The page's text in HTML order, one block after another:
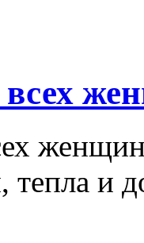
всех
тепла и